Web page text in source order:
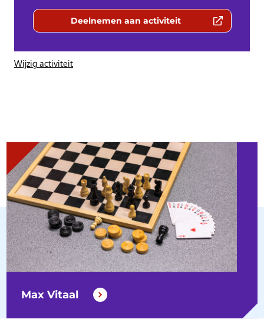
Deelnemen aan activiteit(Deze link gaat naar een externe
Wijzig activiteit
Max Vitaal